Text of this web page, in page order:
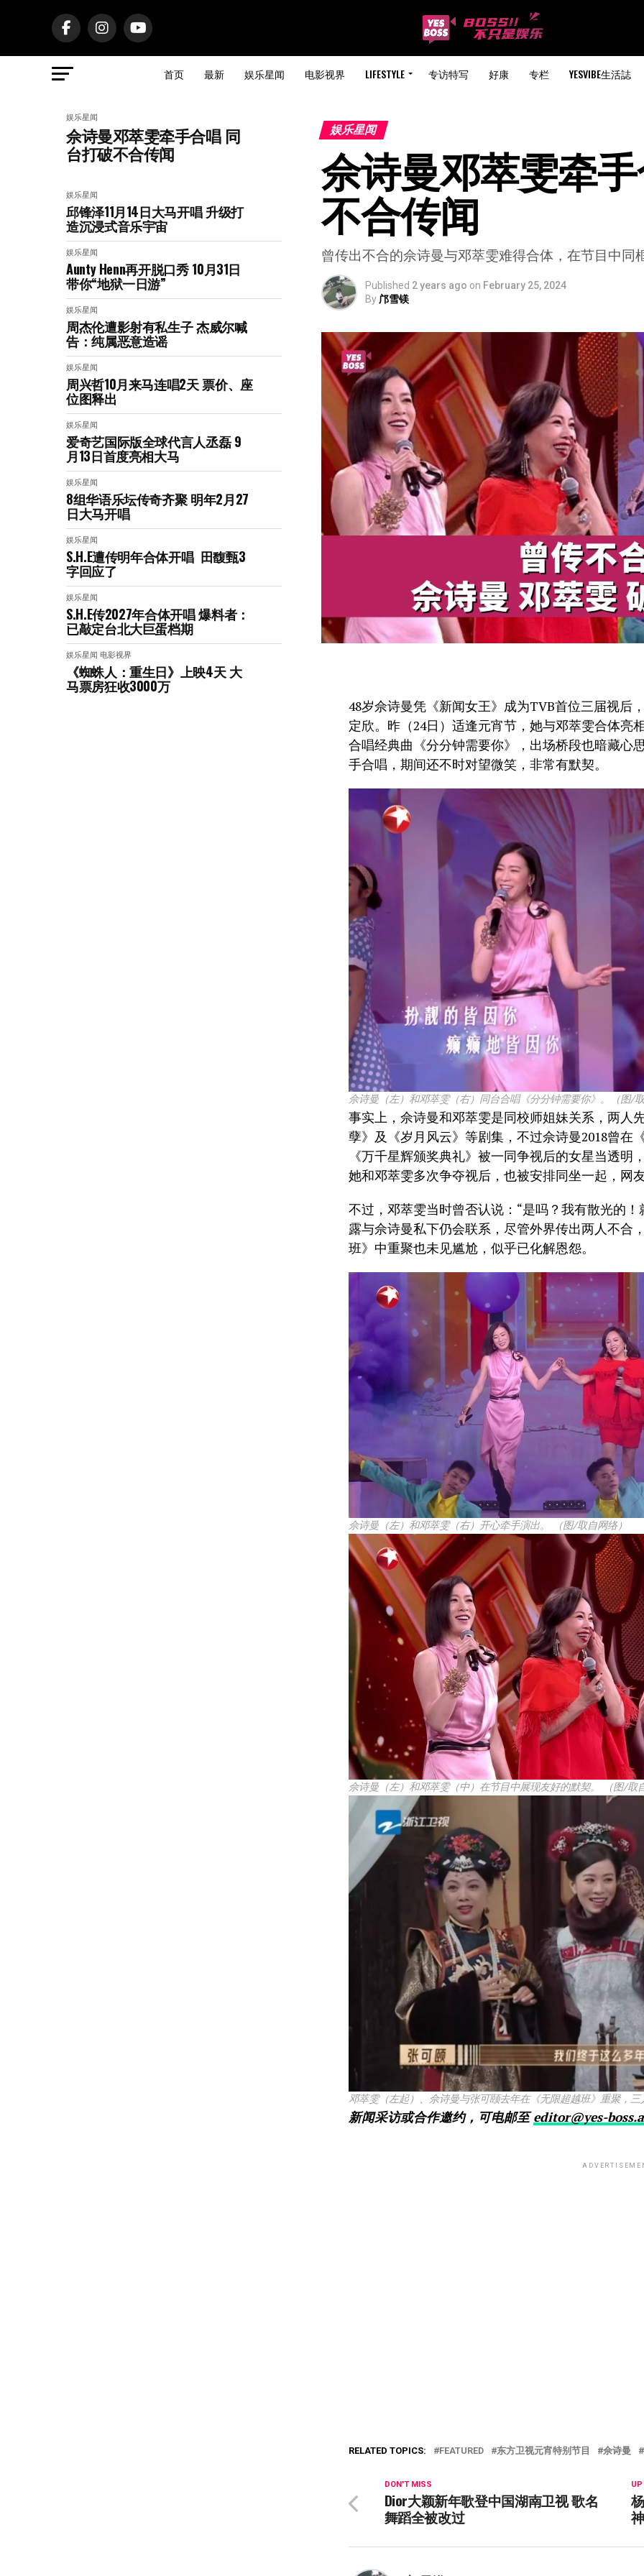
首页 最新 娱乐星闻 电影视界 LIFESTYLE 专访特写 好康 专栏 YESVIBE生活誌
娱乐星闻
佘诗曼邓萃雯牵手合唱 同
台打破不合传闻
娱乐星闻
邱锋泽11月14日大马开唱 升级打
造沉浸式音乐宇宙
娱乐星闻
Aunty Henn再开脱口秀 10月31日
带你“地狱一日游”
娱乐星闻
周杰伦遭影射有私生子 杰威尔喊
告：纯属恶意造谣
娱乐星闻
周兴哲10月来马连唱2天 票价、座
位图释出
娱乐星闻
爱奇艺国际版全球代言人丞磊 9
月13日首度亮相大马
娱乐星闻
8组华语乐坛传奇⻬聚 明年2月27
日大马开唱
娱乐星闻
S.H.E遭传明年合体开唱 田馥甄3
字回应了
娱乐星闻
S.H.E传2027年合体开唱 爆料者：
已敲定台北大巨蛋档期
娱乐星闻 电影视界
《蜘蛛人：重生日》上映4天 大
马票房狂收3000万
娱乐星闻
佘诗曼邓萃雯牵
不合传闻
曾传出不合的佘诗曼与邓萃雯难得合体，在节目中
Published 2 years ago on February 25, 2024
By 邝雪镁
48岁佘诗曼凭《新闻女王》成为TVB首位三届视后
定欣。昨（24日）适逢元宵节，她与邓萃雯合体亮
合唱经典曲《分分钟需要你》，出场桥段也暗藏心
手合唱，期间还不时对望微笑，非常有默契。
佘诗曼（左）和邓萃雯（右）同台合唱《分分钟需要你》。（图/
事实上，佘诗曼和邓萃雯是同校师姐妹关系，两人
孽》及《岁月风云》等剧集，不过佘诗曼2018曾在
《万千星辉颁奖典礼》被一同争视后的女星当透
她和邓萃雯多次争夺视后，也被安排同坐一起，网
不过，邓萃雯当时曾否认说：“是吗？我有散光的
露与佘诗曼私下仍会联系，尽管外界传出两人不合
班》中重聚也未见尴尬，似乎已化解恩怨。
佘诗曼（左）和邓萃雯（右）开心牵手演出。 （图/取自网络）
佘诗曼（左）和邓萃雯（中）在节目中展现友好的默契。 （图/取
邓萃雯（左起）、佘诗曼与张可颐去年在《无限超越班》重聚，
新闻采访或合作邀约，可电邮至editor@yes-
RELATED TOPICS: FEATURED 东方卫视元宵特别节目 佘诗曼
UP
DON'T MISS
Dior大颖新年歌登中国湖南卫视 歌名
舞蹈全被改过